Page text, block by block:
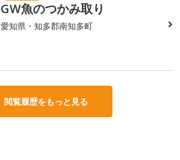
GW魚のつかみ取り
愛知県・知多郡南知多町
閲覧履歴をもっと見る